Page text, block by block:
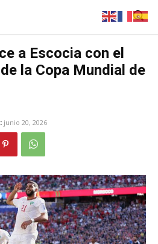
a Escocia con el
la Copa Mundial de
junio 20, 2026